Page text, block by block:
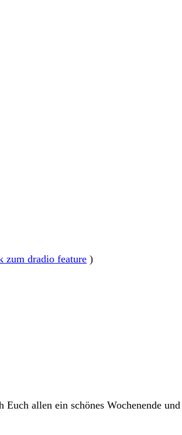
zum dradio feature )
allen ein schönes Wochenende